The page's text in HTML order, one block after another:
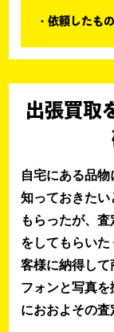
依頼したも
出張買取
自宅にある品
知っておきた
もらったが、
をしてもらい
客様に納得して
フォンと写真
におおよその査